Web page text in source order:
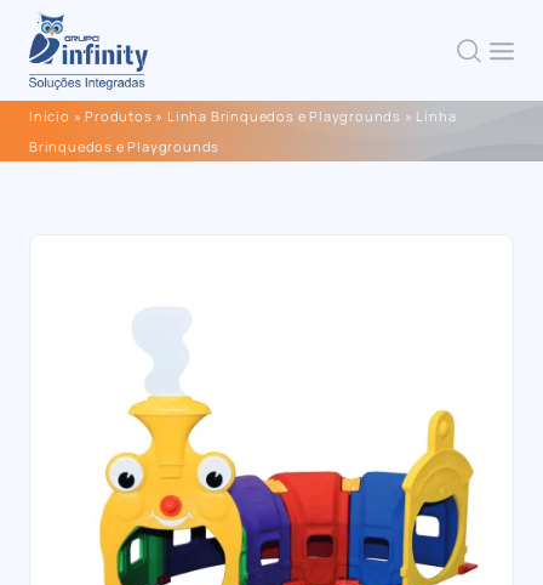
Início »Produtos » Linha Brinquedos e Playgrounds » Linha
Brinquedos e Playgrounds